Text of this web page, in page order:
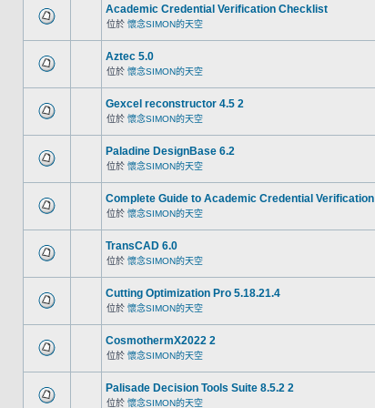
Academic Credential Verification Checklist
位於 懷念SIMON的天空
Aztec 5.0
位於 懷念SIMON的天空
Gexcel reconstructor 4.5 2
位於 懷念SIMON的天空
Paladine DesignBase 6.2
位於 懷念SIMON的天空
Complete Guide to Academic Credential Verification
位於 懷念SIMON的天空
TransCAD 6.0
位於 懷念SIMON的天空
Cutting Optimization Pro 5.18.21.4
位於 懷念SIMON的天空
CosmothermX2022 2
位於 懷念SIMON的天空
Palisade Decision Tools Suite 8.5.2 2
位於 懷念SIMON的天空